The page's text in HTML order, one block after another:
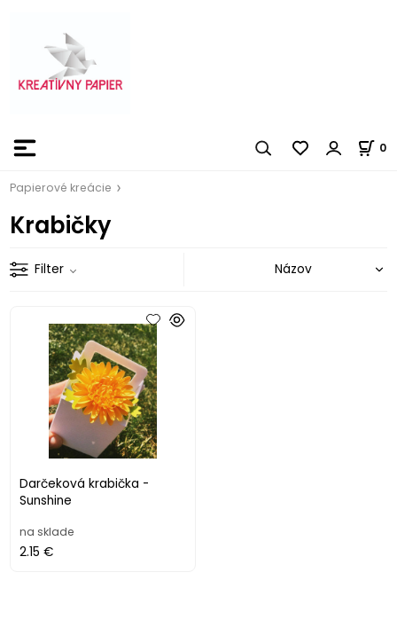
0
Papierové kreácie
Krabičky
Filter
Darčeková krabička -
Sunshine
na sklade
2.15 €